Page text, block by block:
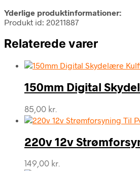
Yderlige produktinformationer:
Produkt id: 20211887
Relaterede varer
150mm Digital
85,00 kr.
220v 12v
149,00 kr.